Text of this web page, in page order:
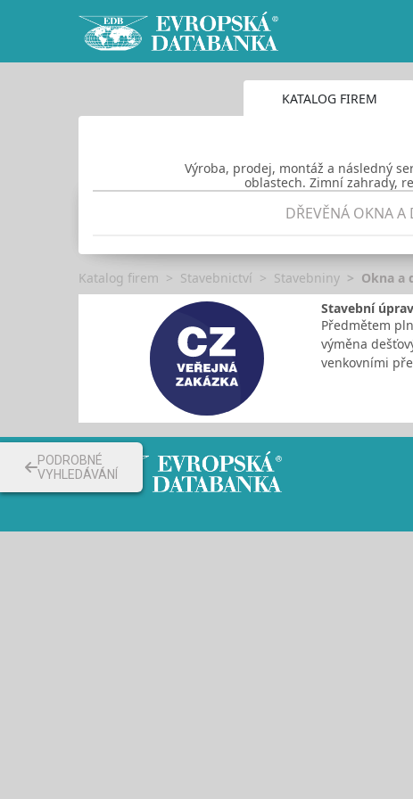
KATALOG FIREM
Výroba, prodej, montáž a následný
oblastech. Zimní zahrady,
DŘEVĚNÁ OKNA A
Katalog firem Stavebnictví Stavebniny
Okna a
Stavební
Předmětem
výměna
venkovními
PODROBNÉ
VYHLEDÁVÁNÍ